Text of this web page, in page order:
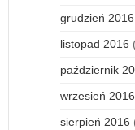
grudzień 2016
listopad 2016
październik
wrzesień 2016
sierpień 2016